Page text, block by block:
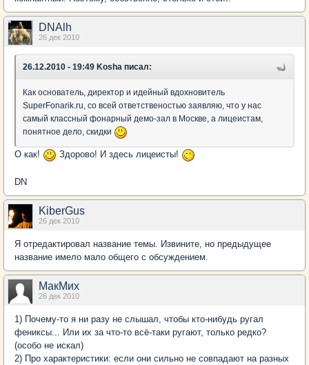
DNAlh
26 дек 2010
26.12.2010 - 19:49 Kosha писал:
Как основатель, директор и идейный вдохновитель
SuperFonarik.ru, со всей ответственостью заявляю, что у нас
самый классный фонарный демо-зал в Москве, а лицеистам,
понятное дело, скидки
О как! Здорово! И здесь лицеисты!
DN
KiberGus
26 дек 2010
Я отредактировал название темы. Извините, но предыдущее
название имело мало общего с обсуждением.
МакМих
26 дек 2010
1) Почему-то я ни разу не слышал, чтобы кто-нибудь ругал
фениксы... Или их за что-то всё-таки ругают, только редко?
(особо не искал)
2) Про характеристики: если они сильно не совпадают на разных